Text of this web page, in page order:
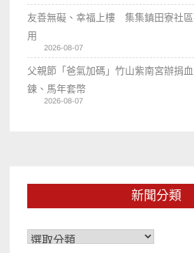
友善無礙、幸福上樓 集集鎮田寮社
用
2026-08-07
父親節「爸氣加碼」竹山紫南宮辦捐
鍊、馬年套幣
2026-08-07
新聞分類
新